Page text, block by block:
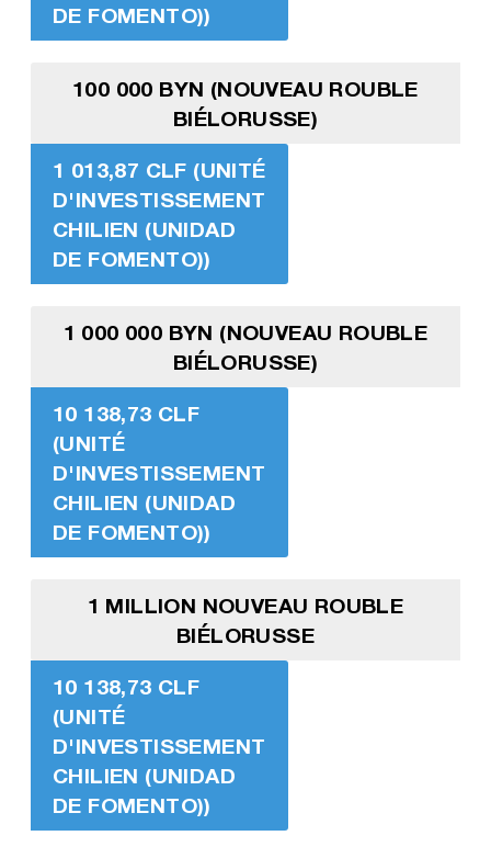
DE FOMENTO))
100 000 BYN (NOUVEAU ROUBLE
BIÉLORUSSE)
1 013,87 CLF (UNITÉ
D'INVESTISSEMENT
CHILIEN (UNIDAD
DE FOMENTO))
1 000 000 BYN (NOUVEAU ROUBLE
BIÉLORUSSE)
10 138,73 CLF
(UNITÉ
D'INVESTISSEMENT
CHILIEN (UNIDAD
DE FOMENTO))
1 MILLION NOUVEAU ROUBLE
BIÉLORUSSE
10 138,73 CLF
(UNITÉ
D'INVESTISSEMENT
CHILIEN (UNIDAD
DE FOMENTO))